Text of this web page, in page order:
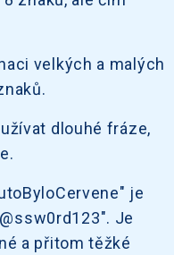
velkých a malých
dlouhé fráze,
je
Je
a přitom těžké